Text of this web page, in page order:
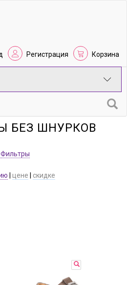
Регистрация Корзина
БЕЗ ШНУРКОВ
Фильтры
цене
скидке